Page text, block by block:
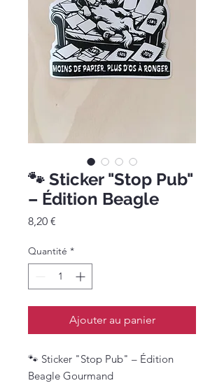
🐾 Sticker "Stop Pub"
– Édition Beagle
8,20 €
Quantité *
Ajouter au panier
🐾 Sticker "Stop Pub" – Édition
Beagle Gourmand